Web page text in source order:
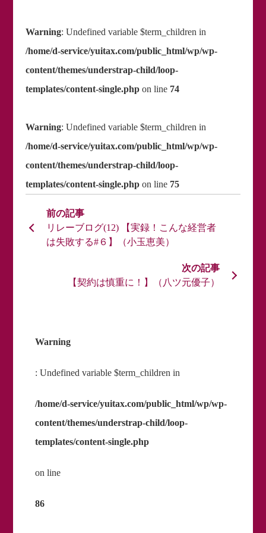
Warning: Undefined variable $term_children in
/home/d-service/yuitax.com/public_html/wp/wp-
content/themes/understrap-child/loop-
templates/content-single.phpon line 74
Warning: Undefined variable $term_children in
/home/d-service/yuitax.com/public_html/wp/wp-
content/themes/understrap-child/loop-
templates/content-single.phpon line 75
リレーブログ(12) 【実録！こんな経営者
は失敗する#６】（小玉恵美）
Warning
: Undefined variable $term_children in
/home/d-service/yuitax.com/public_html/wp/wp-
content/themes/understrap-child/loop-
templates/content-single.php
on line
86
【契約は慎重に！】（八ツ元優子）